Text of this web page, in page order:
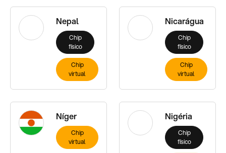
Nepal
Chip
físico
Chip
virtual
Nicarágua
Chip
físico
Chip
virtual
Níger
Chip
virtual
Nigéria
Chip
físico